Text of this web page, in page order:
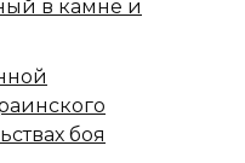
в камне и
боя